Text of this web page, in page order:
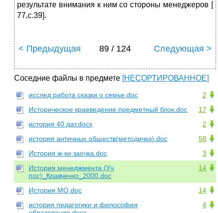
результате внимания к ним со стороны менеджеров [
77,с.39].
< Предыдущая 89 / 124 Следующая >
Соседние файлы в предмете [НЕСОРТИРОВАННОЕ]
2
исслед работа сказки о семье.doc
17
Историческое краеведение.предметный блок.doc
2
история 40 дат.docx
58
история античных обществ(методичка).doc
3
История ж-ки заочка.doc
14
История менеджмента (Уч
пос)_Кравченко_2000.doc
14
История МО.doc
4
история педагогики и философия